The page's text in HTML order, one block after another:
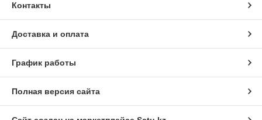
Контакты
Доставка и оплата
График работы
Полная версия сайта